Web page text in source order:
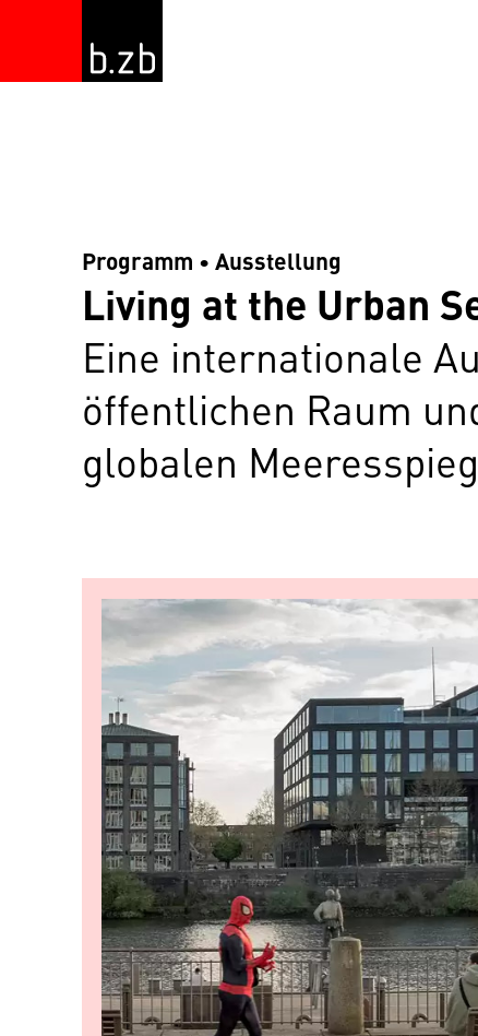
Programm • Ausstellung
Living at the Urban
Eine internationale
öffentlichen Raum
globalen